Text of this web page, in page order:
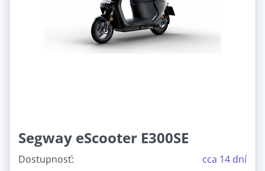
Segway eScooter E300SE
Dostupnosť: cca 14 dní